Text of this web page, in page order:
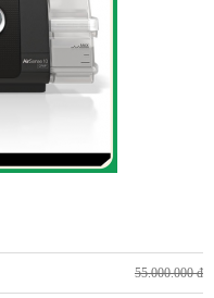
55.000.000 đ